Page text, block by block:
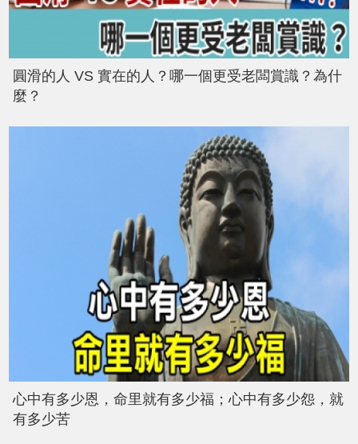
圓滑的人 VS 實在的人？哪一個更受老闆賞識？為什
麼？
心中有多少恩，命里就有多少福；心中有多少怨，就
有多少苦